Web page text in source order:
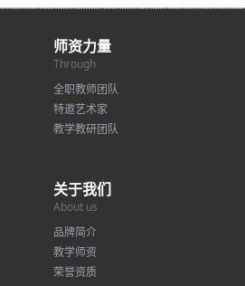
师资力量
Through
全职教师团队
特邀艺术家
教学教研团队
关于我们
About us
品牌简介
教学师资
荣誉资质